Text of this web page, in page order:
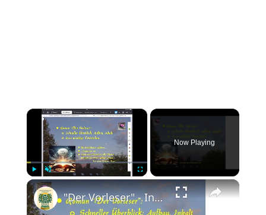
×
Play Unmute
Now Playing
×
"Der Vorleser" - Inhalt, Aufbau, Zitate zum Roman; Interpretation wichtiger Stellen, z.B. "Liebe"